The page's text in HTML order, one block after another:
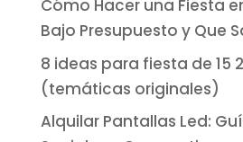
Cómo Hacer una Fiesta
Bajo Presupuesto y Que
8 ideas para fiesta de 15
(temáticas originales)
Alquilar Pantallas Led: